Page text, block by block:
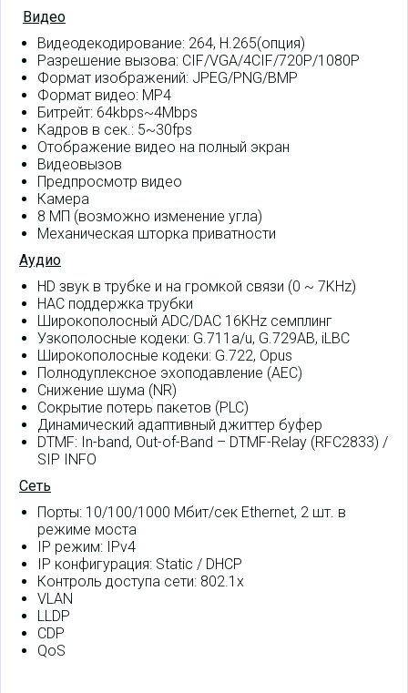
Видео
Видеодекодирование: 264, H.265(опция)
Разрешение вызова: CIF/VGA/4CIF/720P/1080P
Формат изображений: JPEG/PNG/BMP
Формат видео: MP4
Битрейт: 64kbps~4Mbps
Кадров в сек.: 5~30fps
Отображение видео на полный экран
Видеовызов
Предпросмотр видео
Камера
8 МП (возможно изменение угла)
Механическая шторка приватности
Аудио
HD звук в трубке и на громкой связи (0 ~ 7KHz)
HAC поддержка трубки
Широкополосный ADC/DAC 16KHz семплинг
Узкополосные кодеки: G.711a/u, G.729AB, iLBC
Широкополосные кодеки: G.722, Opus
Полнодуплексное эхоподавление (AEC)
Снижение шума (NR)
Сокрытие потерь пакетов (PLC)
Динамический адаптивный джиттер буфер
DTMF: In-band, Out-of-Band – DTMF-Relay (RFC2833) /
SIP INFO
Сеть
Порты: 10/100/1000 Мбит/сек Ethernet, 2 шт. в
режиме моста
IP режим: IPv4
IP конфигурация: Static / DHCP
Контроль доступа сети: 802.1x
VLAN
LLDP
CDP
QoS